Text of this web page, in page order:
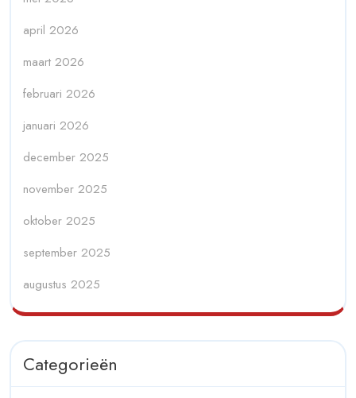
april 2026
maart 2026
februari 2026
januari 2026
december 2025
november 2025
oktober 2025
september 2025
augustus 2025
Categorieën